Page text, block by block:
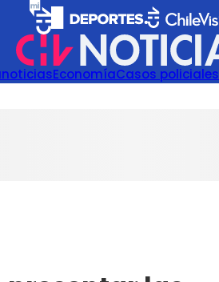
EconomíaCasos policiales